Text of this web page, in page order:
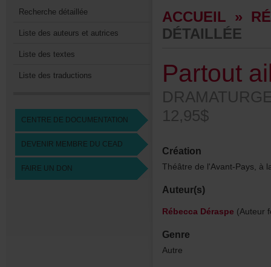
Recherchedétaillée
Listedesauteursetautrices
Listedestextes
Listedestraductions
CENTREDEDOCUMENTATION
DEVENIRMEMBREDUCEAD
FAIREUNDON
ACCUEIL »
DÉTAILLÉE
12,95$
Création
Théâtredel'Avant-
Auteur(s)
RébeccaDéraspe
Genre
Autre